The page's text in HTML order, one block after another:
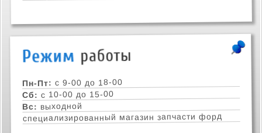
Пн-Пт: с 9-00 до 18-00
Сб: с 10-00 до 15-00
Вс: выходной
специализированный магазин запчасти форд